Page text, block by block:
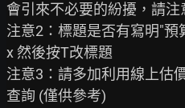
會引來不必要的紛擾，請注
注意2：標題是否有寫明"預
x 然後按T改標題
注意3：請多加利用線上估
查詢 (僅供參考)